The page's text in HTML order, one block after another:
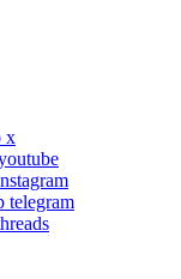
x
telegram